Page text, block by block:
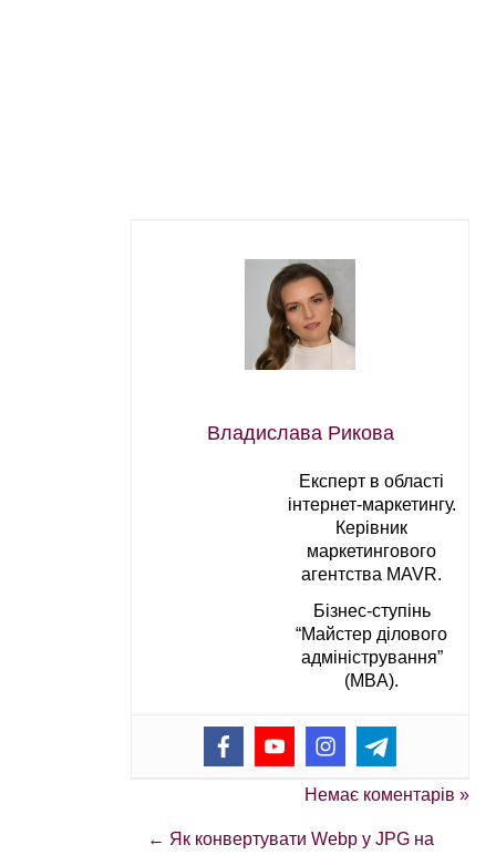
Владислава Рикова
Експерт в області
інтернет-маркетингу.
Керівник
маркетингового
агентства MAVR.
Бізнес-ступінь
“Майстер ділового
адміністрування”
(MBA).
Немає коментарів »
← Як конвертувати Webp у JPG на